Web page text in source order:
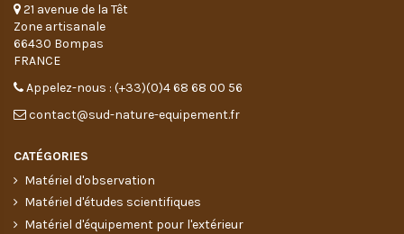
21 avenue de la Têt
Zone artisanale
66430 Bompas
FRANCE
Appelez-nous : (+33)(0)4 68 68 00 56
contact@sud-nature-equipement.fr
CATÉGORIES
Matériel d'observation
Matériel d'études scientifiques
Matériel d'équipement pour l'extérieur